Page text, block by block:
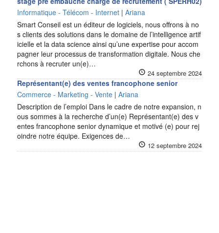
Informatique - Télécom - Internet | Ariana
Smart Conseil est un éditeur de logiciels, nous offrons à no
s clients des solutions dans le domaine de l’intelligence artif
icielle et la data science ainsi qu’une expertise pour accom
pagner leur processus de transformation digitale. Nous che
rchons à recruter un(e)…
24 septembre 2024
Représentant(e) des ventes francophone senior
Commerce - Marketing - Vente | Ariana
Description de l’emploi Dans le cadre de notre expansion, n
ous sommes à la recherche d’un(e) Représentant(e) des v
entes francophone senior dynamique et motivé (e) pour rej
oindre notre équipe. Exigences de…
12 septembre 2024